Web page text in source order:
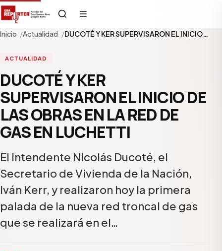
Inicio Actualidad DUCOTÉ Y KER SUPERVISARON EL INICIO…
ACTUALIDAD
DUCOTÉ Y KER
SUPERVISARON EL INICIO DE
LAS OBRAS EN LA RED DE
GAS EN LUCHETTI
El intendente Nicolás Ducoté, el
Secretario de Vivienda de la Nación,
Iván Kerr, y realizaron hoy la primera
palada de la nueva red troncal de gas
que se realizará en el…